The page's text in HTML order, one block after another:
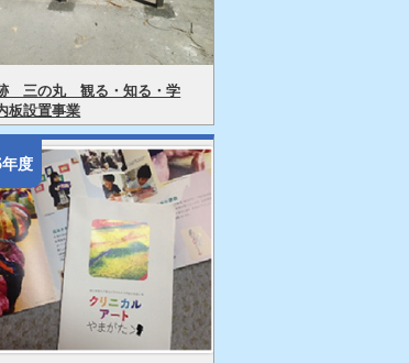
三の丸 観る・知る・学
設置事業
度